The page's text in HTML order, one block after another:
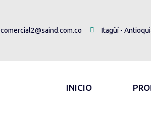
comercial2@saind.com.co Itagüí -
INICIO